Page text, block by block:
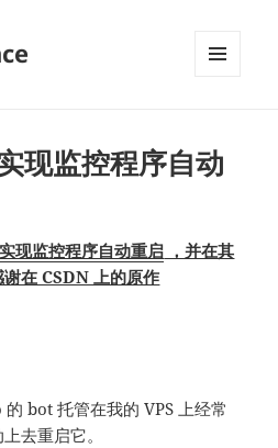
现监控程序自动
现监控程序自动重启 ，并在其
在 CSDN 上的原作
bot 托管在我的 VPS 上经常
去重启它。